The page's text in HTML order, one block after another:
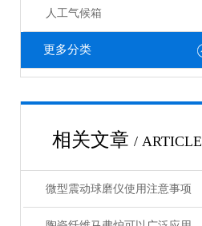
人工气候箱
更多分类
相关文章 / ARTICLE
微型震动球磨仪使用注意事项